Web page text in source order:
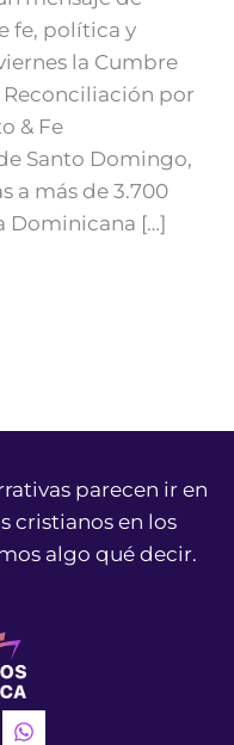
fe, política y
la Cumbre
Reconciliación por
& Fe
Santo Domingo,
a más de 3.700
Dominicana […]
parecen ir en
cristianos en los
algo qué decir.